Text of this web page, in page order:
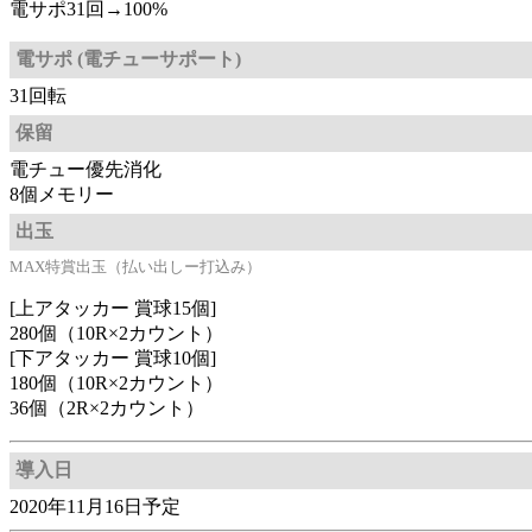
電サポ31回→100%
電サポ (電チューサポート)
31回転
保留
電チュー優先消化
8個メモリー
出玉
MAX特賞出玉（払い出しー打込み）
[上アタッカー 賞球15個]
280個（10R×2カウント）
[下アタッカー 賞球10個]
180個（10R×2カウント）
36個（2R×2カウント）
導入日
2020年11月16日予定